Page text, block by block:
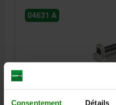
Consentement Détails
04631 A
PATIN POUR FORCE DE